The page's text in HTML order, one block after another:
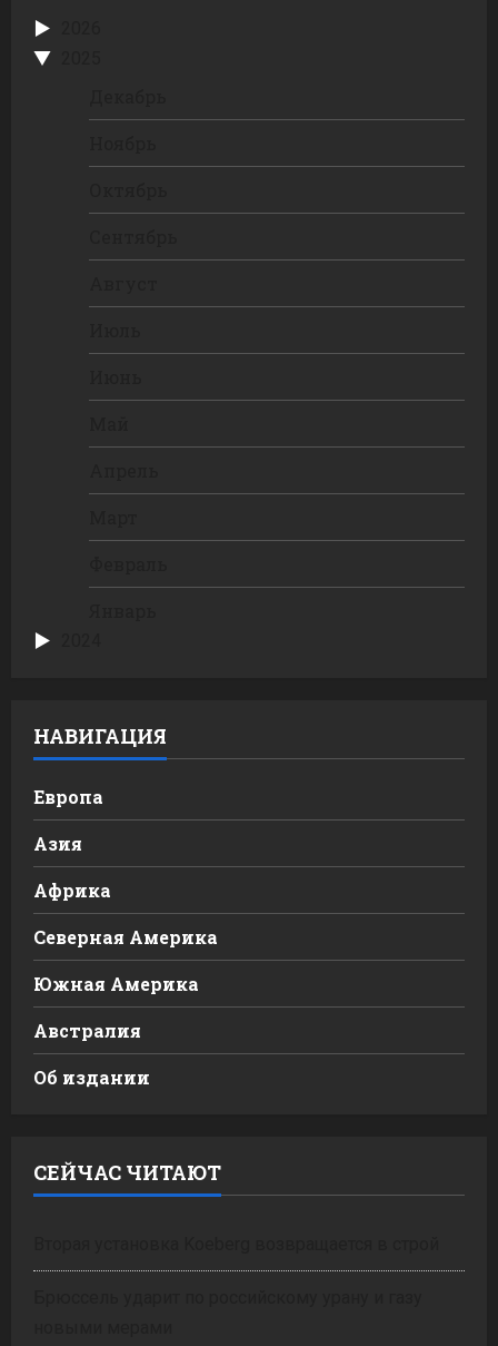
НАВИГАЦИЯ
Европа
Азия
Африка
Северная Америка
Южная Америка
Австралия
Об издании
СЕЙЧАС ЧИТАЮТ